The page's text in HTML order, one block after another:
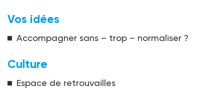
Vos idées
Accompagner sans – trop – normaliser ?
Culture
Espace de retrouvailles